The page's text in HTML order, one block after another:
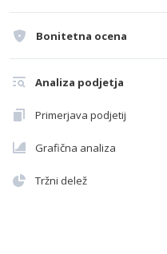
Bonitetna ocena
Analiza podjetja
Primerjava podjetij
Grafična analiza
Tržni delež